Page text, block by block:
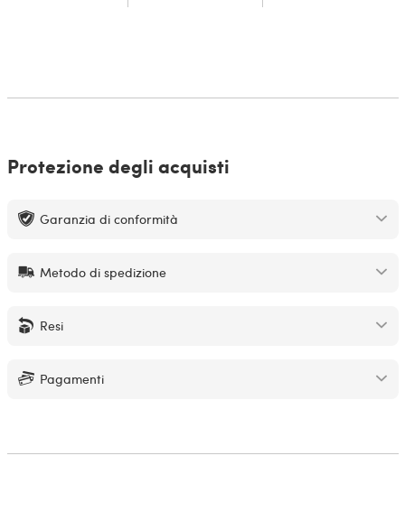
Protezione degli acquisti
Garanzia di conformità
Metodo di spedizione
Resi
Pagamenti